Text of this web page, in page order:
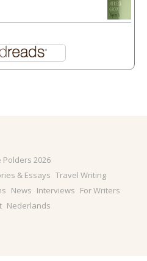
2026
& Essays Travel Writing
News Interviews For Writers
Nederlands